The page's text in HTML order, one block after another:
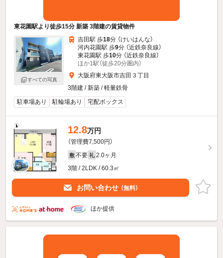
東花園駅より徒歩15分 新築 3階建の賃貸物件
すべての写真
吉田駅 歩18分 （けいはんな）
河内花園駅 歩9分 （近鉄奈良線）
東花園駅 歩10分 （近鉄奈良線）
ほか1駅（徒歩20分圏内）
大阪府東大阪市吉田３丁目
3階建 / 新築 / 軽量鉄骨
駐車場あり
駐輪場あり 宅配ボックス
12.8万円
（管理費7,500円）
敷 不要 礼 2.0ヶ月
3階 / 2LDK / 60.3㎡
お問い合わせ （無料）
ほか提供